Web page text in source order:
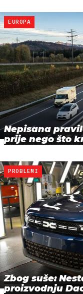
EUROPA
Nepisana
prije nego što
PROBLEMI
Zbog suše:
proizvodnju